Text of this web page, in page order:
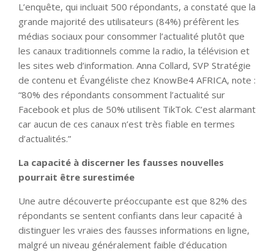
L’enquête, qui incluait 500 répondants, a constaté que la
grande majorité des utilisateurs (84%) préfèrent les
médias sociaux pour consommer l’actualité plutôt que
les canaux traditionnels comme la radio, la télévision et
les sites web d’information. Anna Collard, SVP Stratégie
de contenu et Évangéliste chez KnowBe4 AFRICA, note :
“80% des répondants consomment l’actualité sur
Facebook et plus de 50% utilisent TikTok. C’est alarmant
car aucun de ces canaux n’est très fiable en termes
d’actualités.”
La capacité à discerner les fausses nouvelles
pourrait être surestimée
Une autre découverte préoccupante est que 82% des
répondants se sentent confiants dans leur capacité à
distinguer les vraies des fausses informations en ligne,
malgré un niveau généralement faible d’éducation